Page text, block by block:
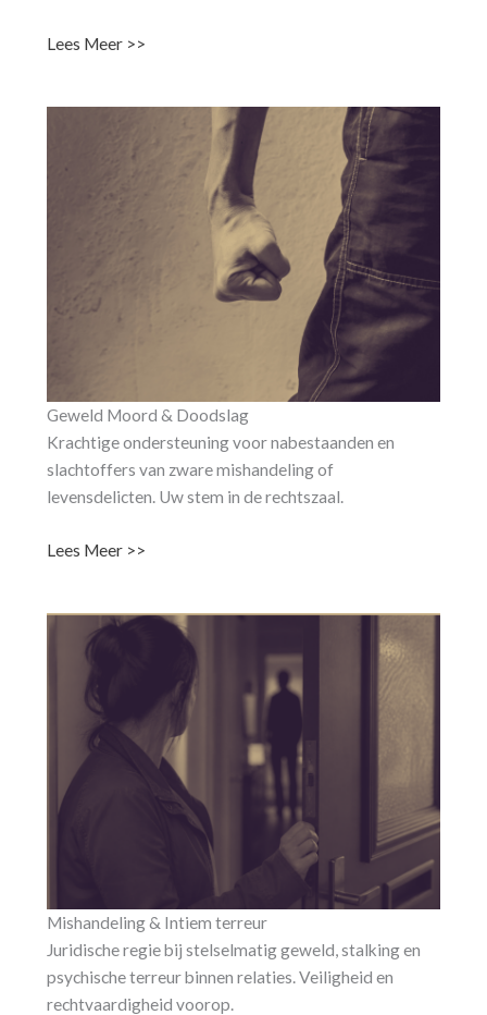
Lees Meer >>
Geweld Moord & Doodslag
Krachtige ondersteuning voor nabestaanden en
slachtoffers van zware mishandeling of
levensdelicten. Uw stem in de rechtszaal.
Lees Meer >>
Mishandeling & Intiem terreur
Juridische regie bij stelselmatig geweld, stalking en
psychische terreur binnen relaties. Veiligheid en
rechtvaardigheid voorop.